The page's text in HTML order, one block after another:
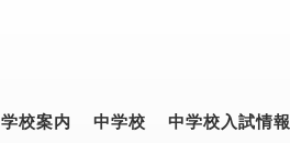
学校案内 中学校 中学校入試情報